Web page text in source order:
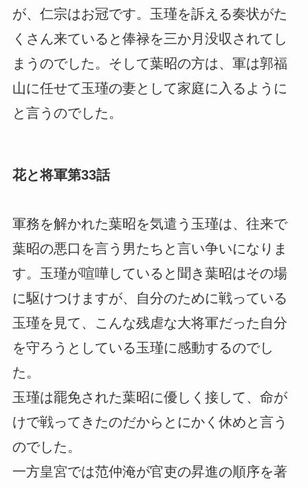
が、仁宗はお冠です。玉瑾を訴える奏状がた
くさん来ていると俸禄を三か月没収されてし
まうのでした。そして葉昭の方は、軍は郭福
山に任せて玉瑾の妻として家庭に入るように
と言うのでした。
花と将軍第33話
軍務を解かれた葉昭を気遣う玉瑾は、往来で
葉昭の悪口を言う男たちと言い争いになりま
す。玉瑾が喧嘩していると聞き葉昭はその場
に駆けつけますが、自分のために戦っている
玉瑾を見て、こんな残虐な大将軍だった自分
を守ろうとしている玉瑾に感動するのでし
た。
玉瑾は罷免された葉昭に優しく接して、命が
けで戦ってきたのだからとにかく休めと言う
のでした。
一方皇宮では范仲淹が官吏の昇進の順序を著